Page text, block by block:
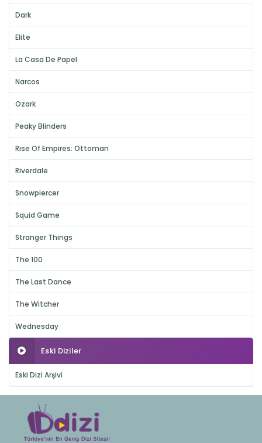
Dark
Elite
La Casa De Papel
Narcos
Ozark
Peaky Blinders
Rise Of Empires: Ottoman
Riverdale
Snowpiercer
Squid Game
Stranger Things
The 100
The Last Dance
The Witcher
Wednesday
Eski Diziler
Eski Dizi Arşivi